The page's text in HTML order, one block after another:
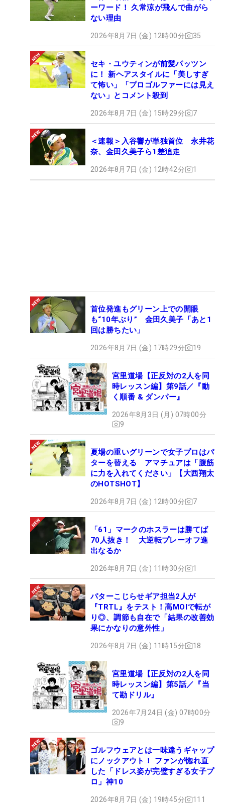
ーワード！ 久常涼が飛んで曲がら
ない理由
2026年8月7日 (金) 12時00分 35
セキ・ユウティンが前髪パッツン
に！ 新ヘアスタイルに「美しすぎ
て怖い」「プロゴルファーには見え
ない」とコメント殺到
2026年8月7日 (金) 15時29分 7
＜速報＞入谷響が単独首位 永井花
奈、金田久美子ら1差追走
2026年8月7日 (金) 12時42分 1
首位発進もグリーン上での開眼
も“10年ぶり” 金田久美子「あと1
回は勝ちたい」
2026年8月7日 (金) 17時29分 19
宮里道場【正反対の2人を同
時レッスン編】第9話／『動
く順番 & ダンパー』
2026年8月3日 (月) 07時00分
9
夏場の重いグリーンで女子プロはパ
ターを替える アマチュアは「腹筋
に力を入れてください」【大西翔太
のHOTSHOT】
2026年8月7日 (金) 12時00分 7
「61」マークのホスラーは勝てば
70人抜き！ 大逆転プレーオフ進
出なるか
2026年8月7日 (金) 11時30分 1
パターこじらせギア担当2人が
『TRTL』をテスト！高MOIで転が
り◎、調節も自在で「結果の改善効
果にかなりの意外性」
2026年8月7日 (金) 11時15分 18
宮里道場【正反対の2人を同
時レッスン編】第5話／『当
て勘ドリル』
2026年7月24日 (金) 07時00分
9
ゴルフウェアとは一味違うギャップ
にノックアウト！ ファンが惚れ直
した「ドレス姿が完璧すぎる女子プ
ロ」神10
2026年8月7日 (金) 19時45分 111